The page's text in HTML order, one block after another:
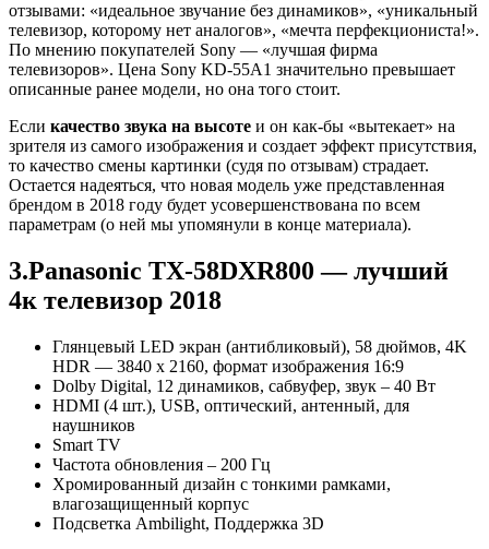
отзывами: «идеальное звучание без динамиков», «уникальный
телевизор, которому нет аналогов», «мечта перфекциониста!».
По мнению покупателей Sony — «лучшая фирма
телевизоров». Цена Sony KD-55A1 значительно превышает
описанные ранее модели, но она того стоит.
Если качество звука на высоте и он как-бы «вытекает» на
зрителя из самого изображения и создает эффект присутствия,
то качество смены картинки (судя по отзывам) страдает.
Остается надеяться, что новая модель уже представленная
брендом в 2018 году будет усовершенствована по всем
параметрам (о ней мы упомянули в конце материала).
3.Panasonic TX-58DXR800 — лучший
4к телевизор 2018
Глянцевый LED экран (антибликовый), 58 дюймов, 4K
HDR — 3840 x 2160, формат изображения 16:9
Dolby Digital, 12 динамиков, сабвуфер, звук – 40 Вт
HDMI (4 шт.), USB, оптический, антенный, для
наушников
Smart TV
Частота обновления – 200 Гц
Хромированный дизайн с тонкими рамками,
влагозащищенный корпус
Подсветка Ambilight, Поддержка 3D